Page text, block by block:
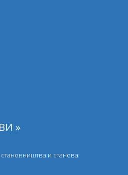
»
и станова